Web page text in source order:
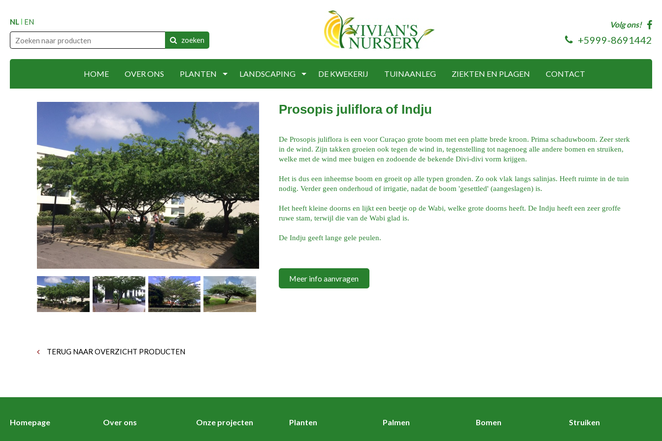
NL EN
zoeken
Volg ons!
+5999-8691442
HOME OVER ONS PLANTEN LANDSCAPING DE KWEKERIJ TUINAANLEG ZIEKTEN EN PLAGEN CONTACT
TERUG NAAR OVERZICHT PRODUCTEN
Prosopis juliflora of Indju
De Prosopis juliflora is een voor Curaçao grote boom met een platte brede kroon. Prima schaduwboom. Zeer sterk
in de wind. Zijn takken groeien ook tegen de wind in, tegenstelling tot nagenoeg alle andere bomen en struiken,
welke met de wind mee buigen en zodoende de bekende Divi-divi vorm krijgen.
Het is dus een inheemse boom en groeit op alle typen gronden. Zo ook vlak langs salinjas. Heeft ruimte in de tuin
nodig. Verder geen onderhoud of irrigatie, nadat de boom 'gesettled' (aangeslagen) is.
Het heeft kleine doorns en lijkt een beetje op de Wabi, welke grote doorns heeft. De Indju heeft een zeer groffe
ruwe stam, terwijl die van de Wabi glad is.
De Indju geeft lange gele peulen.
Meer info aanvragen
Homepage Over ons Onze projecten Planten Palmen Bomen Struiken